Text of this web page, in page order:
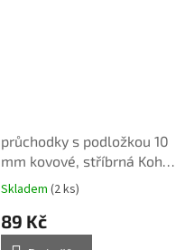
průchodky s podložkou 10
mm kovové, stříbrná Koh-
i-Noor, 20 ks
Skladem (2 ks)
89 Kč